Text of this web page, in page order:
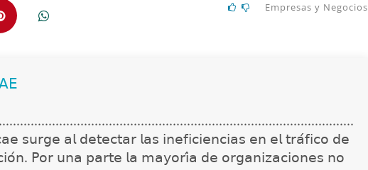
Empresas y Negocios
𝗌𝗎𝗋𝗀𝖾 𝖺𝗅 𝖽𝖾𝗍𝖾𝖼𝗍𝖺𝗋 𝗅𝖺𝗌 𝗂𝗇𝖾𝖿𝗂𝖼𝗂𝖾𝗇𝖼𝗂𝖺𝗌 𝖾𝗇 𝖾𝗅 𝗍𝗋𝖺́𝖿𝗂𝖼𝗈 𝖽𝖾
𝖯𝗈𝗋 𝗎𝗇𝖺 𝗉𝖺𝗋𝗍𝖾 𝗅𝖺 𝗆𝖺𝗒𝗈𝗋𝗂́𝖺 𝖽𝖾 𝗈𝗋𝗀𝖺𝗇𝗂𝗓𝖺𝖼𝗂𝗈𝗇𝖾𝗌 𝗇𝗈